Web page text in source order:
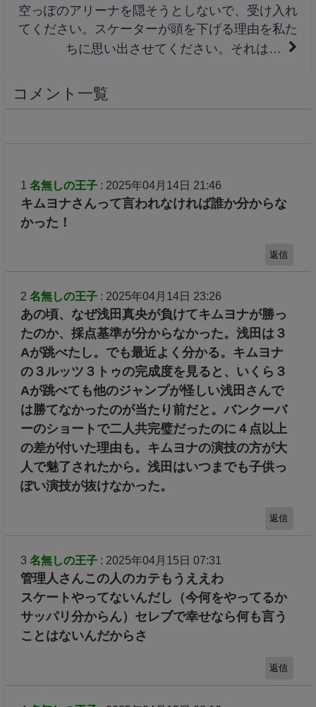
空っぽのアリーナを隠そうとしないで、受け入れ
てください。スケーターが頭を下げる理由を私た
ちに思い出させてください。それは…
コメント一覧
1 名無しの王子: 2025年04月14日 21:46
キムヨナさんって言われなければ誰か分からな
かった！
返信
2 名無しの王子: 2025年04月14日 23:26
あの頃、なぜ浅田真央が負けてキムヨナが勝っ
たのか、採点基準が分からなかった。浅田は３
Aが跳べたし。でも最近よく分かる。キムヨナ
の３ルッツ３トゥの完成度を見ると、いくら３
Aが跳べても他のジャンプが怪しい浅田さんで
は勝てなかったのが当たり前だと。バンクーバ
ーのショートで二人共完璧だったのに４点以上
の差が付いた理由も。キムヨナの演技の方が大
人で魅了されたから。浅田はいつまでも子供っ
ぽい演技が抜けなかった。
返信
3 名無しの王子: 2025年04月15日 07:31
管理人さんこの人のカテもうええわ
スケートやってないんだし（今何をやってるか
サッパリ分からん）セレブで幸せなら何も言う
ことはないんだからさ
返信